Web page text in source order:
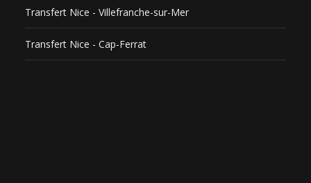
Transfert Nice - Villefranche-sur-Mer
Transfert Nice - Cap-Ferrat